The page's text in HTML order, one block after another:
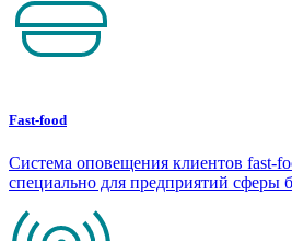
Fast-food
Система оповещения клиентов fast-
специально для предприятий сферы